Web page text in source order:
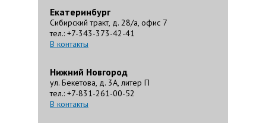
Екатеринбург
Сибирский тракт, д. 28/а, офис 7
тел.: +7-343-373-42-41
В контакты
Нижний Новгород
ул. Бекетова, д. 3А, литер П
тел.: +7-831-261-00-52
В контакты